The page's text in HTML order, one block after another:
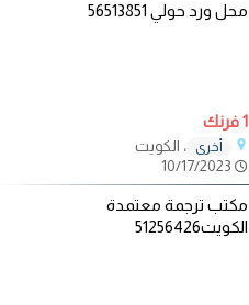
محل ورد حولي 56513851
1 فرنك
أخرى
، الكويت
مكتب ترجمة معتمدة
الكويت51256426